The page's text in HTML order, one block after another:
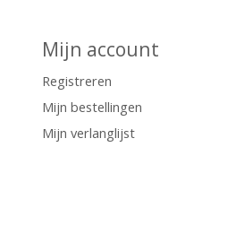
Mijn account
Registreren
Mijn bestellingen
Mijn verlanglijst